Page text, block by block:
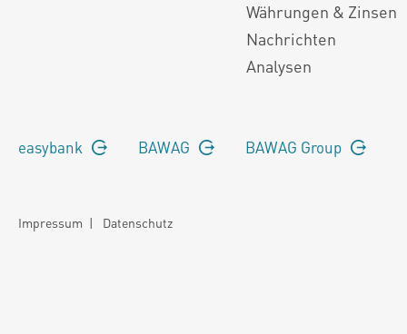
Währungen & Zinsen
Nachrichten
Analysen
easybank BAWAG BAWAG Group
Impressum | Datenschutz